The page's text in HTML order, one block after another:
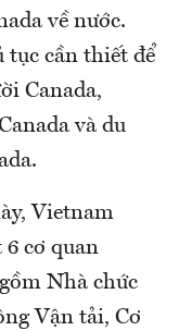
về nước.
cần thiết để
Canada,
và du
Vietnam
cơ quan
Nhà chức
Vận tải, Cơ